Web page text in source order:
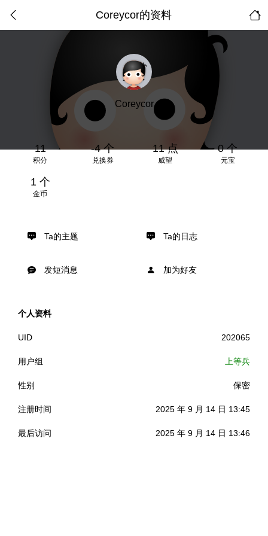
Coreycor的资料
Coreycor
11
积分
-4 个
兑换券
11 点
威望
0 个
元宝
1 个
金币
Ta的主题 Ta的日志
发短消息 加为好友
个人资料
UID 202065
用户组 上等兵
性别 保密
注册时间 2025 年 9 月 14 日 13:45
最后访问 2025 年 9 月 14 日 13:46